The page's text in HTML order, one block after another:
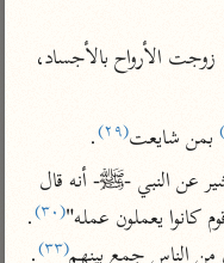
الوجيز للواحدي
آثار
موسوعة التفسير
بمن شايعت(٢٩)
.
كانوا يعملون عمله"(٣٠)
(٣٣)